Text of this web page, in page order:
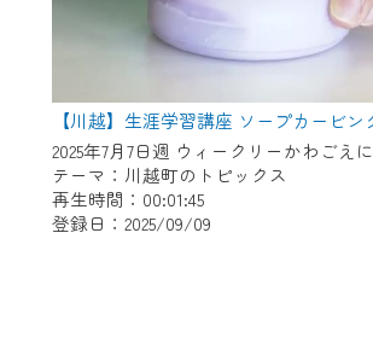
【川越】生涯学習講座 ソープカービン
2025年7月7日週 ウィークリーかわごえ
テーマ：川越町のトピックス
再生時間：00:01:45
登録日：2025/09/09